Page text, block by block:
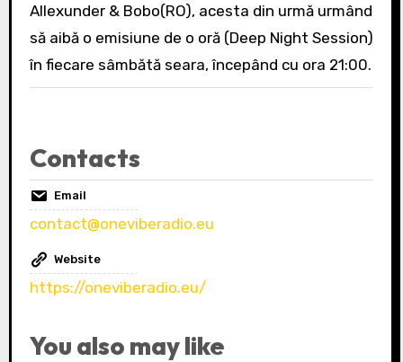
Allexunder & Bobo(RO), acesta din urmă urmând
să aibă o emisiune de o oră (Deep Night Session)
în fiecare sâmbătă seara, începând cu ora 21:00.
Contacts
Email
contact@oneviberadio.eu
Website
https://oneviberadio.eu/
You also may like